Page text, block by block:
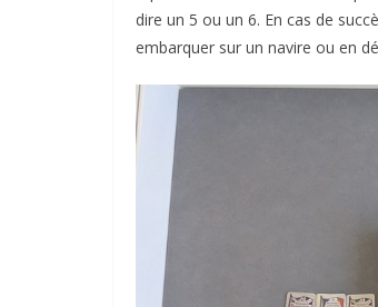
dire un 5 ou un 6. En cas de
embarquer sur un navire ou en